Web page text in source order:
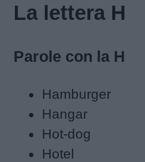
La lettera H
Parole con la H
Hamburger
Hangar
Hot-dog
Hotel